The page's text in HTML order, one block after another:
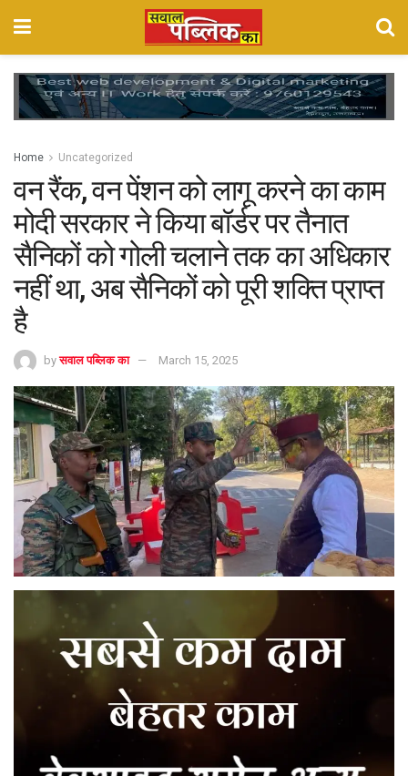
Home Uncategorized
वन रैंक, वन पेंशन को लागू करने का काम
मोदी सरकार ने किया बॉर्डर पर तैनात
सैनिकों को गोली चलाने तक का अधिकार
नहीं था, अब सैनिकों को पूरी शक्ति प्राप्त
है
by सवाल पब्लिक का March 15, 2025